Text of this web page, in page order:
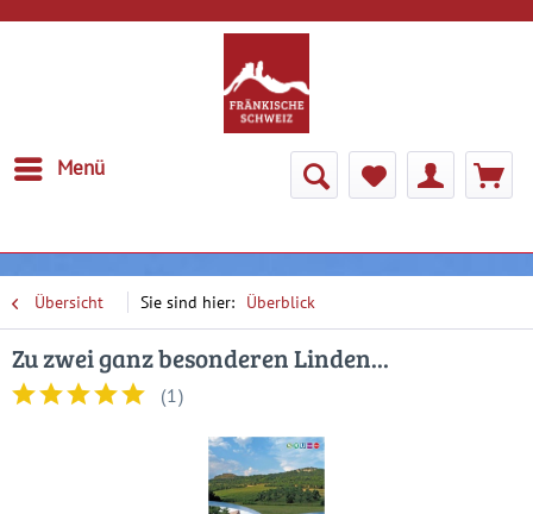
Menü
Übersicht Überblick
Zu zwei ganz besonderen Linden...
(1)